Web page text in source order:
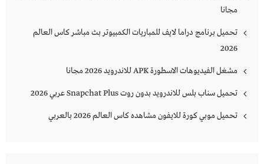
مجانا
تحميل برنامج دراما لايف للمباريات الكمبيوتر بث مباشر كاس العالم
2026
مشغل الفيديوهات الاسطورة APK للاندرويد 2026 مجانا
تحميل سناب بلس للاندرويد بدون روت Snapchat Plus‏ عربي 2026
تحميل موبي كورة للايفون مشاهده كاس العالم 2026 بالعربي